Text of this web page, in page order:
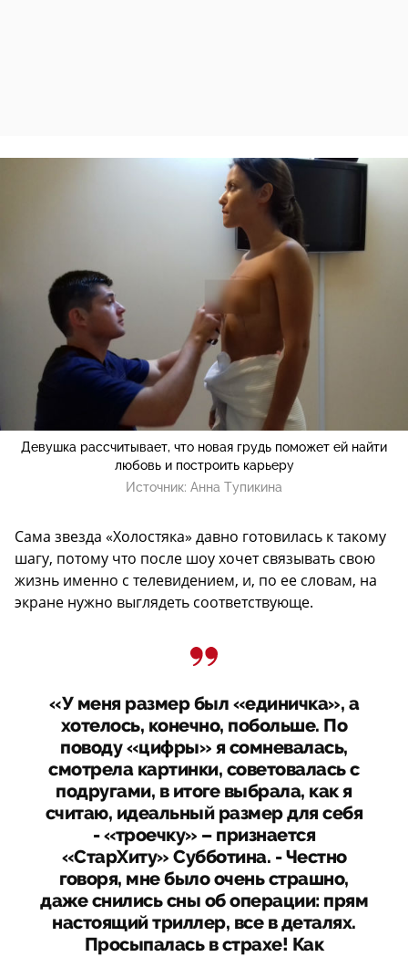
Девушка рассчитывает, что новая грудь поможет ей найти
любовь и построить карьеру
Источник: Анна Тупикина
Сама звезда «Холостяка» давно готовилась к такому
шагу, потому что после шоу хочет связывать свою
жизнь именно с телевидением, и, по ее словам, на
экране нужно выглядеть соответствующе.
«У меня размер был «единичка», а
хотелось, конечно, побольше. По
поводу «цифры» я сомневалась,
смотрела картинки, советовалась с
подругами, в итоге выбрала, как я
считаю, идеальный размер для себя
- «троечку» – признается
«СтарХиту» Субботина. - Честно
говоря, мне было очень страшно,
даже снились сны об операции: прям
настоящий триллер, все в деталях.
Просыпалась в страхе! Как